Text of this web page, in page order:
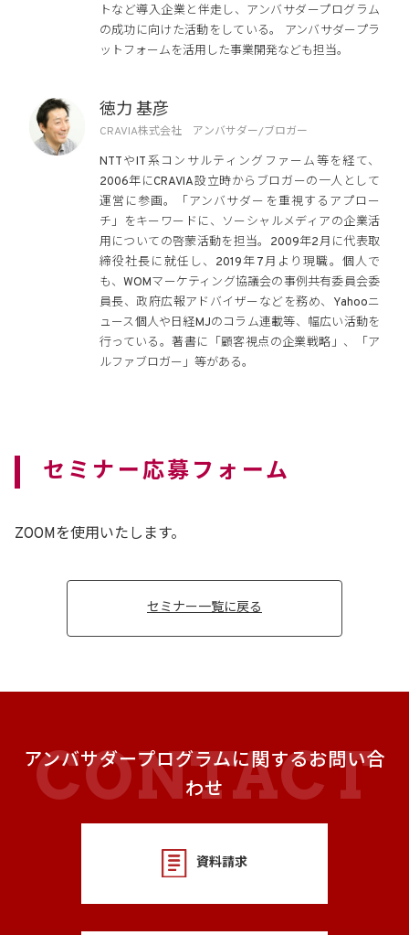
トなど導入企業と伴走し、アンバサダープログラム
の成功に向けた活動をしている。 アンバサダープラ
ットフォームを活用した事業開発なども担当。
徳力 基彦
CRAVIA株式会社 アンバサダー/ブロガー
NTTやIT系コンサルティングファーム等を経て、
2006年にCRAVIA設立時からブロガーの一人として
運営に参画。「アンバサダーを重視するアプロー
チ」をキーワードに、ソーシャルメディアの企業活
用についての啓蒙活動を担当。2009年2月に代表取
締役社長に就任し、2019年7月より現職。個人で
も、WOMマーケティング協議会の事例共有委員会委
員長、政府広報アドバイザーなどを務め、Yahooニ
ュース個人や日経MJのコラム連載等、幅広い活動を
行っている。著書に「顧客視点の企業戦略」、「ア
ルファブロガー」等がある。
セミナー応募フォーム
ZOOMを使用いたします。
セミナー一覧に戻る
アンバサダープログラムに関するお問い合
わせ
資料請求